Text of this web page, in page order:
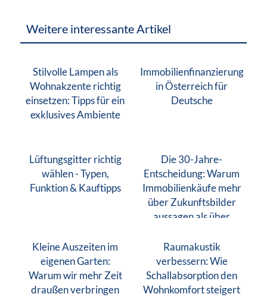
Weitere interessante Artikel
Stilvolle Lampen als
Wohnakzente richtig
einsetzen: Tipps für ein
exklusives Ambiente
Immobilienfinanzierung
in Österreich für
Deutsche
Lüftungsgitter richtig
wählen - Typen,
Funktion & Kauftipps
Die 30-Jahre-
Entscheidung: Warum
Immobilienkäufe mehr
über Zukunftsbilder
aussagen als über
Kleine Auszeiten im
eigenen Garten:
Warum wir mehr Zeit
draußen verbringen
Raumakustik
verbessern: Wie
Schallabsorption den
Wohnkomfort steigert